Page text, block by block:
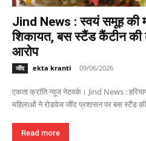
Jind News : स्वयं समूह की
शिकायत, बस स्टैंड कैंटीन की
आरोप
जींद ekta kranti - 09/06/2026
एकता क्रांति न्यूज नेटवर्क। Jind News :
महिलाओं ने रोडवेज जींद प्रशासन पर बस स्टैंड
Read more